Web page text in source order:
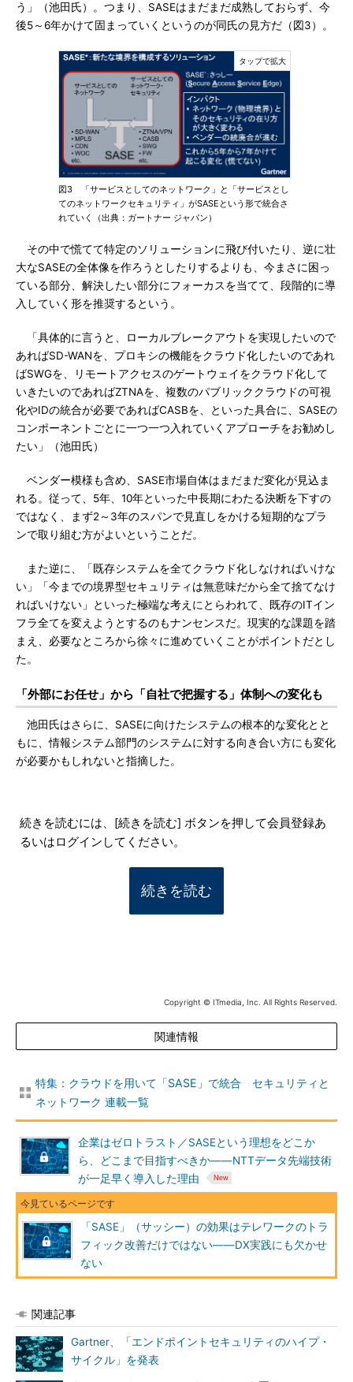
う」（池田氏）。つまり、SASEはまだまだ成熟しておらず、今
後5～6年かけて固まっていくというのが同氏の見方だ（図3）。
図3 「サービスとしてのネットワーク」と「サービスとし
てのネットワークセキュリティ」がSASEという形で統合さ
れていく（出典：ガートナー ジャパン）
その中で慌てて特定のソリューションに飛び付いたり、逆に壮
大なSASEの全体像を作ろうとしたりするよりも、今まさに困っ
ている部分、解決したい部分にフォーカスを当てて、段階的に導
入していく形を推奨するという。
「具体的に言うと、ローカルブレークアウトを実現したいので
あればSD-WANを、プロキシの機能をクラウド化したいのであれ
ばSWGを、リモートアクセスのゲートウェイをクラウド化して
いきたいのであればZTNAを、複数のパブリッククラウドの可視
化やIDの統合が必要であればCASBを、といった具合に、SASEの
コンポーネントごとに一つ一つ入れていくアプローチをお勧めし
たい」（池田氏）
ベンダー模様も含め、SASE市場自体はまだまだ変化が見込ま
れる。従って、5年、10年といった中長期にわたる決断を下すの
ではなく、まず2～3年のスパンで見直しをかける短期的なプラ
ンで取り組む方がよいということだ。
また逆に、「既存システムを全てクラウド化しなければいけな
い」「今までの境界型セキュリティは無意味だから全て捨てなけ
ればいけない」といった極端な考えにとらわれて、既存のITイン
フラ全てを変えようとするのもナンセンスだ。現実的な課題を踏
まえ、必要なところから徐々に進めていくことがポイントだとし
た。
「外部にお任せ」から「自社で把握する」体制への変化も
池田氏はさらに、SASEに向けたシステムの根本的な変化とと
もに、情報システム部門のシステムに対する向き合い方にも変化
が必要かもしれないと指摘した。
続きを読むには、[続きを読む] ボタンを押して会員登録あ
るいはログインしてください。
続きを読む
Copyright © ITmedia, Inc. All Rights Reserved.
関連情報
特集：クラウドを用いて「SASE」で統合 セキュリティと
ネットワーク 連載一覧
企業はゼロトラスト／SASEという理想をどこか
ら、どこまで目指すべきか――NTTデータ先端技術
が一足早く導入した理由
「SASE」（サッシー）の効果はテレワークのトラ
フィック改善だけではない――DX実践にも欠かせ
ない
関連記事
Gartner、「エンドポイントセキュリティのハイプ・
サイクル」を発表